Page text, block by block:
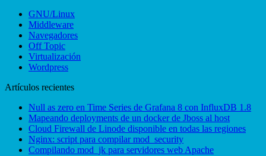
GNU/Linux
Middleware
Navegadores
Off Topic
Virtualización
Wordpress
Artículos recientes
Null as zero en Time Series de Grafana 8 con InfluxDB 1.8
Mapeando deployments de un docker de Jboss al host
Cloud Firewall de Linode disponible en todas las regiones
Nginx: script para compilar mod_security
Compilando mod_jk para servidores web Apache